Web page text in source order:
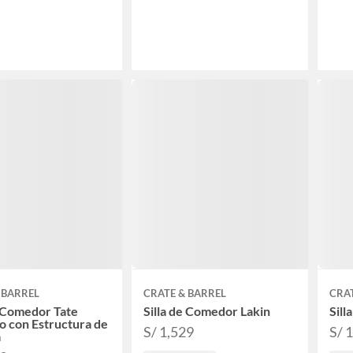
Tate
con Estructura de
CRATE & BARREL
Silla de Comedor Lakin
S/ 1,529 S/